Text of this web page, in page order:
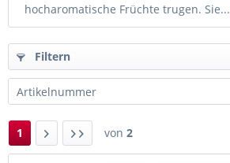
hocharomatische Früchte trugen. Sie...
Filtern
1 von 2